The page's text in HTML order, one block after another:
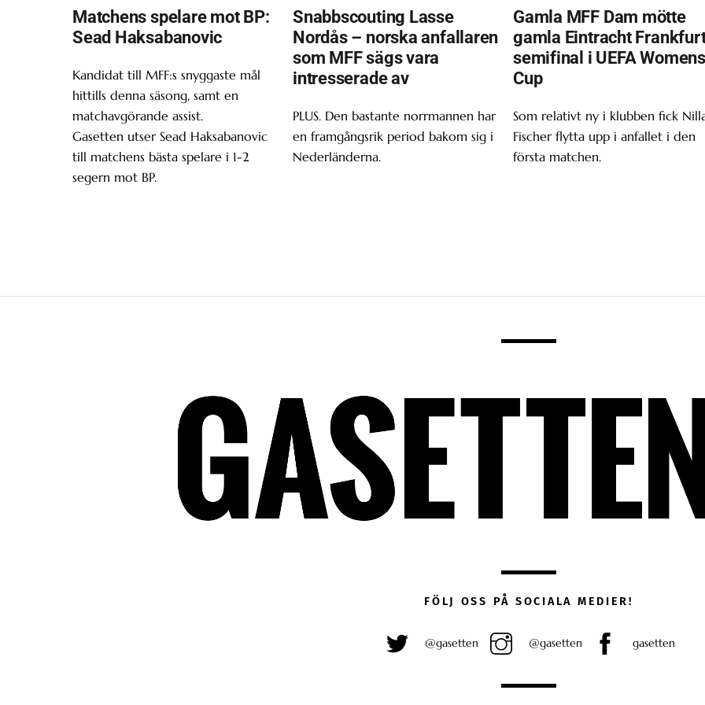
Matchens spelare mot BP:
Sead Haksabanovic
Kandidat till MFF:s snyggaste mål
hittills denna säsong, samt en
matchavgörande assist.
Gasetten utser Sead Haksabanovic
till matchens bästa spelare i 1-2
segern mot BP.
Snabbscouting Lasse
Nordås – norska anfallaren
som MFF sägs vara
intresserade av
PLUS. Den bastante norrmannen har
en framgångsrik period bakom sig i
Nederländerna.
Gamla MFF Dam mötte
gamla Eintracht
semifinal i UEFA Womens
Cup
Som relativt ny i klubben fick
Fischer flytta upp i anfallet i den
första matchen.
FÖLJ OSS PÅ SOCIALA MEDIER!
@gasetten @gasetten gasetten